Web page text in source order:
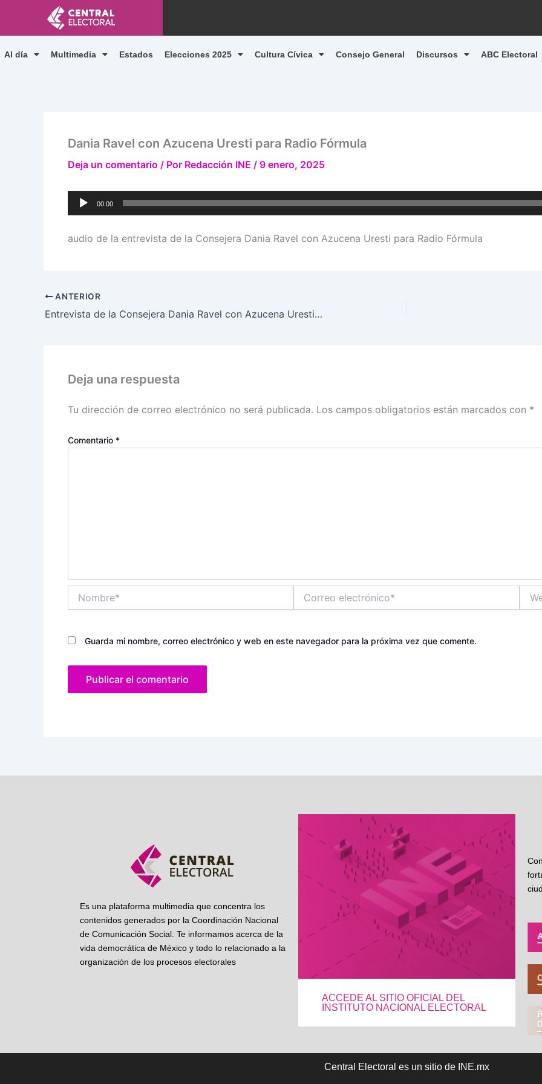
contenido
Al día Multimedia Estados Elecciones 2025 Cultura Cívica Consejo General Discursos ABC Electoral
Dania Ravel con Azucena Uresti para Radio Fórmula
Deja un comentario / Por Redacción INE / 9 enero, 2025
Reproductor
de
00:00
audio de la entrevista de la Consejera Dania Ravel con Azucena Uresti para Radio Fórmula
ANTERIOR
Entrevista de la Consejera Dania Ravel con Azucena Uresti para Radio Fórmula
Deja una respuesta
Tu dirección de correo electrónico no será publicada. Los campos obligatorios están marcados con *
Comentario *
electrónico*
Guarda mi nombre, correo electrónico y web en este navegador para la próxima vez que comente.
Es una plataforma multimedia que concentra los
contenidos generados por la Coordinación Nacional
de Comunicación Social. Te informamos acerca de la
vida democrática de México y todo lo relacionado a la
organización de los procesos electorales
ACCEDE AL SITIO OFICIAL DEL
INSTITUTO NACIONAL ELECTORAL
Central Electoral es un sitio de INE.mx